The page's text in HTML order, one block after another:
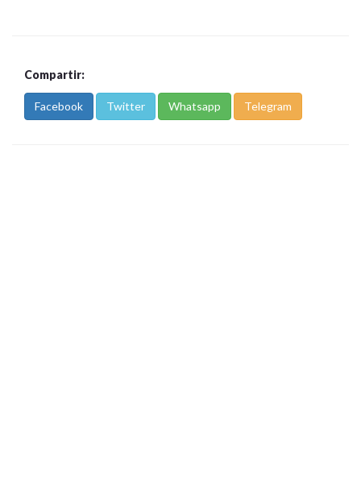
Compartir:
Facebook Twitter Whatsapp Telegram